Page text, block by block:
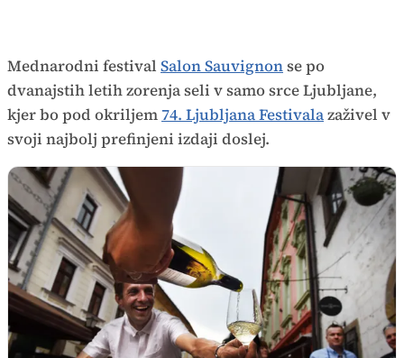
Mednarodni festival Salon Sauvignonse po
dvanajstih letih zorenja seli v samo srce Ljubljane,
kjer bo pod okriljem74. Ljubljana Festivalazaživel v
svoji najbolj prefinjeni izdaji doslej.